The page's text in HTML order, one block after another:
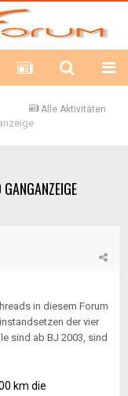
Alle Aktivitäten
in diesem Forum
der vier
sind ab BJ 2003, sind
km die